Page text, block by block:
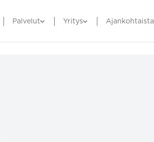
Palvelut Yritys Ajankohtaista